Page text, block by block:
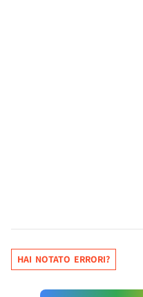
HAI NOTATO ERRORI?